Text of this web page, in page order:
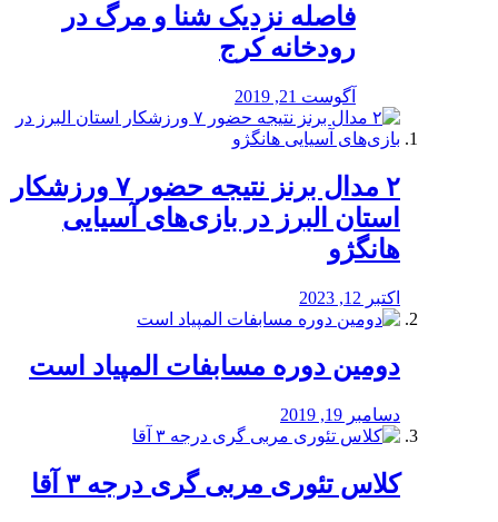
️فاصله نزدیک شنا و مرگ در
رودخانه کرج
آگوست 21, 2019
۲ مدال برنز نتیجه حضور ۷ ورزشکار
استان البرز در بازی‌های آسیایی
هانگژو
اکتبر 12, 2023
دومین دوره مسابفات المپیاد است
دسامبر 19, 2019
کلاس تئوری مربی گری درجه ۳ آقا